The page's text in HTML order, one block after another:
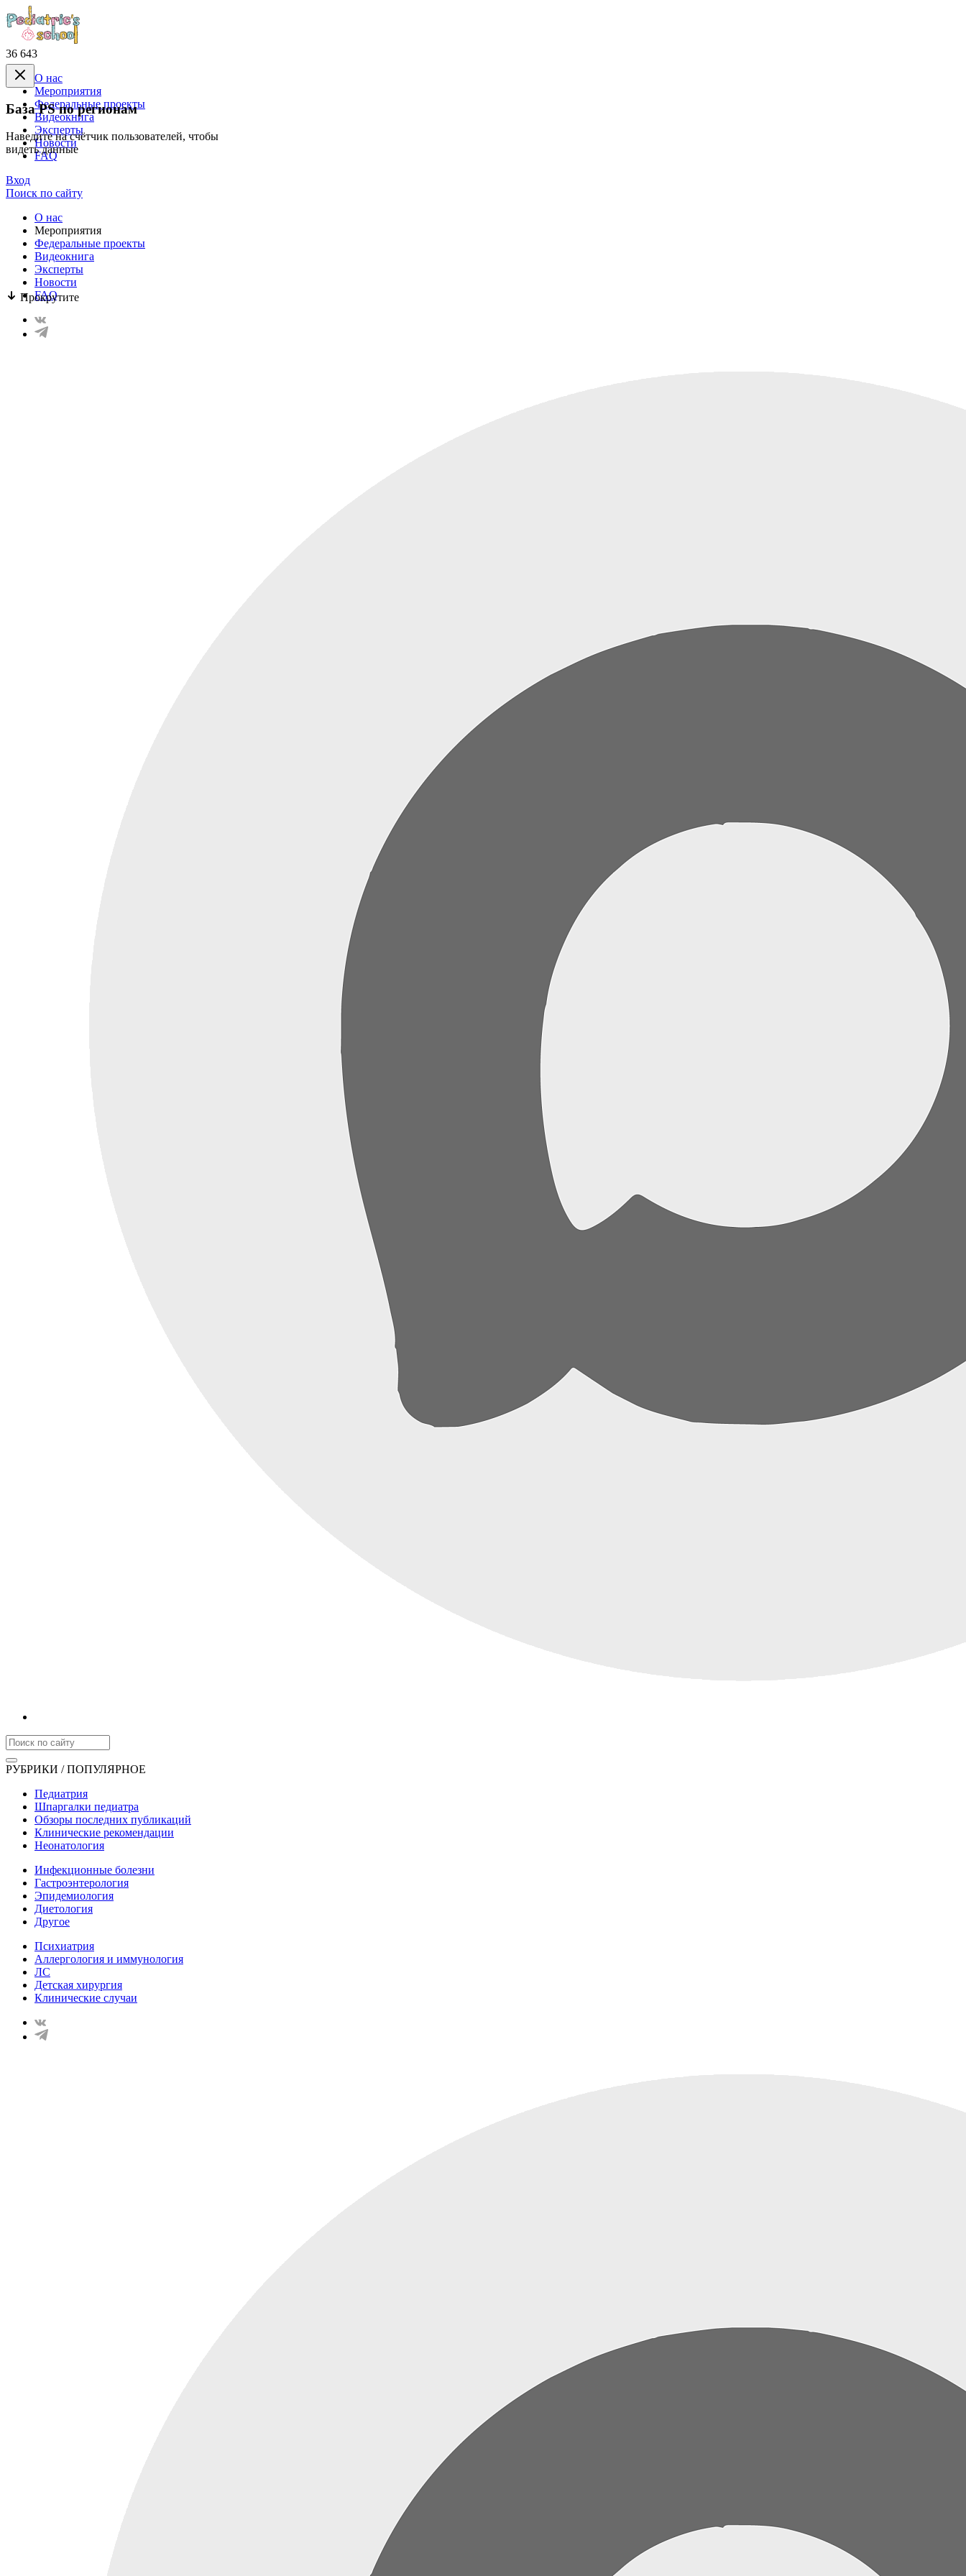
36 643
База PS по регионам
Наведите на счётчик пользователей, чтобы
видеть данные
Прокрутите
О нас
Mероприятия
Федеральные проекты
Видеокнига
Эксперты
Новости
FAQ
Вход
Поиск по сайту
О нас
Mероприятия
Федеральные проекты
Видеокнига
Эксперты
Новости
FAQ
РУБРИКИ / ПОПУЛЯРНОЕ
Педиатрия
Шпаргалки педиатра
Обзоры последних публикаций
Клинические рекомендации
Неонатология
Инфекционные болезни
Гастроэнтерология
Эпидемиология
Диетология
Другое
Психиатрия
Аллергология и иммунология
ЛС
Детская хирургия
Клинические случаи